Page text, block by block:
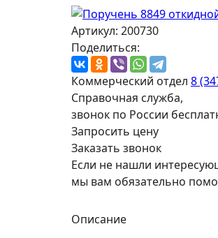
Артикул: 200730
Поделиться:
Коммерческий отдел 8
Справочная служба,
звонок по России
Запросить цену
Заказать звонок
Если не нашли
мы вам обязательно
Описание